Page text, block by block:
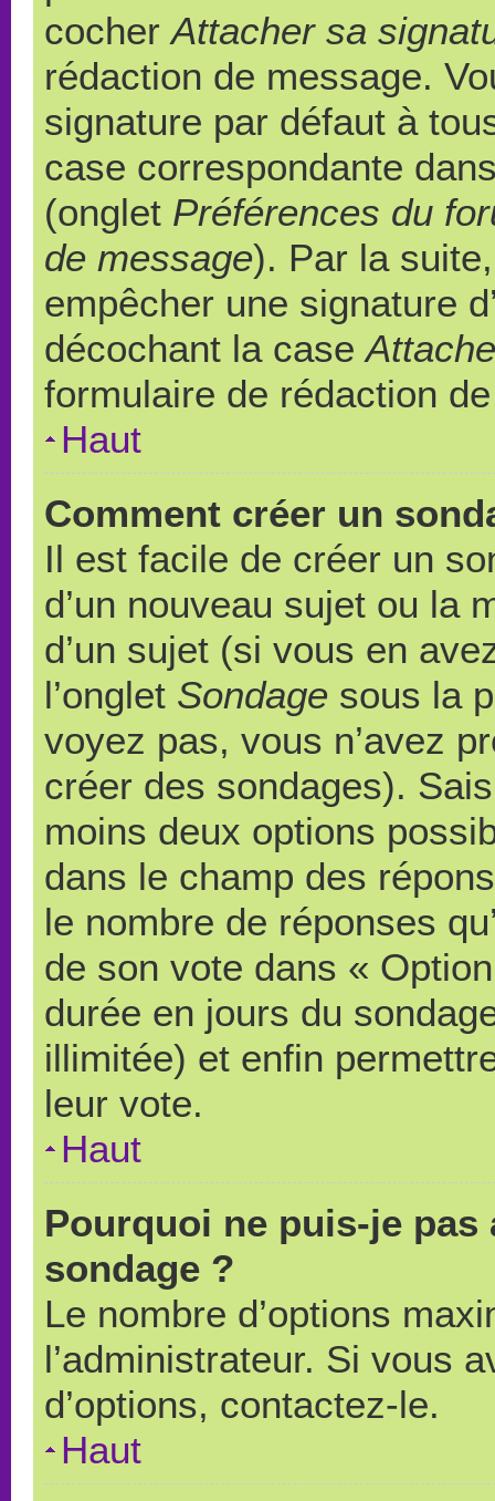
cocherAttacher sa
rédaction de message.
signature par défaut à
case correspondante
(onglet Préférences du
de message). Par la
empêcher une signature
décochant la case
formulaire de rédaction
Haut
Comment créer un
Il est facile de créer un
d’un nouveau sujet ou la
d’un sujet (si vous en
l’onglet Sondage sous la
voyez pas, vous n’avez
créer des sondages).
moins deux options
dans le champ des
le nombre de réponses
de son vote dans «
durée en jours du
illimitée) et enfin
leur vote.
Haut
Pourquoi ne puis-je
sondage ?
Le nombre d’options
l’administrateur. Si vous
d’options, contactez-le.
Haut